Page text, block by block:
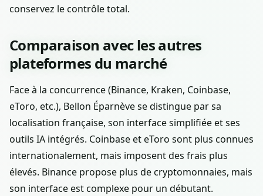
conservez le contrôle total.
Comparaison avec les autres
plateformes du marché
Face à la concurrence (Binance, Kraken, Coinbase,
eToro, etc.), Bellon Éparnève se distingue par sa
localisation française, son interface simplifiée et ses
outils IA intégrés. Coinbase et eToro sont plus connues
internationalement, mais imposent des frais plus
élevés. Binance propose plus de cryptomonnaies, mais
son interface est complexe pour un débutant.